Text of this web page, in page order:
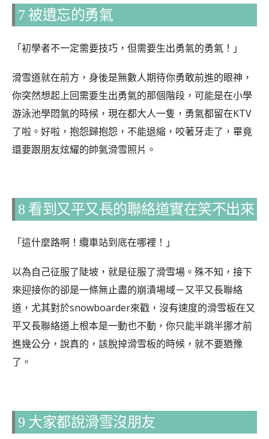
7 被遺忘的勇氣
「初學者不一定需要技巧，但需要生出勇氣的勇氣！」
滑雪道就在前方，身後是無數人期待你勇敢前進的眼神，
你突然想起上回需要生出勇氣的那個階段，可能是在小學
游泳池學悶氣的時候，現在都大人一隻，勇氣都留在KTV
了啦。好啦，抱怨歸抱怨，不能退縮，咬著牙走了，畢竟
還要跟朋友炫耀的帥氣滑雪照片​。
8 看到又平又長的聯絡道實在笑不出來
「這什麼路啊！纜車站到底在哪裡！」
以為自己征服了陡坡，就是征服了滑雪場。殊不知，接下
來迎接你的卻是一條無止盡的崩潰場域－又平又長聯絡
道，尤其對於snowboarder來戳，沒有速度的滑雪板在又
平又長聯絡道上根本是一動也不動，你只能半跳半挪才前
進幾公分，說真的，該脫掉滑雪板的時候，就不要猶豫
了。
9 大家都說滑雪沒朋友